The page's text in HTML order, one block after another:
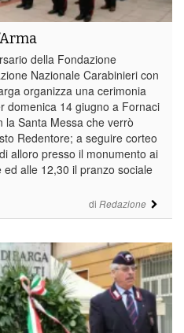
di Redazione
della Fondazione
Nazionale Carabinieri con
organizza una cerimonia
domenica 14 giugno a Fornaci
la Santa Messa che verrò
Redentore; a seguire corteo
alloro presso il monumento ai
alle 12,30 il pranzo sociale